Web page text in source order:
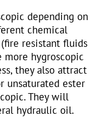
depending on
chemical
resistant fluids
more hygroscopic
they also attract
unsaturated ester
They will
hydraulic oil.